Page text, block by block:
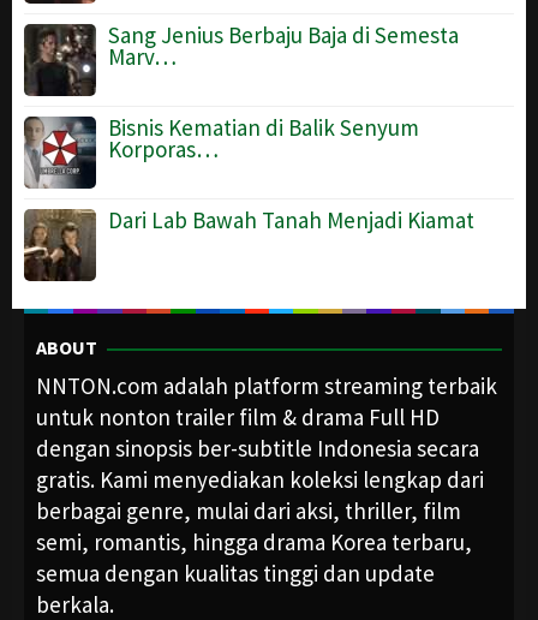
Sang Jenius Berbaju Baja di Semesta
Marv…
Bisnis Kematian di Balik Senyum
Korporas…
Dari Lab Bawah Tanah Menjadi Kiamat
ABOUT
NNTON.com adalah platform streaming terbaik
untuk nonton trailer film & drama Full HD
dengan sinopsis ber-subtitle Indonesia secara
gratis. Kami menyediakan koleksi lengkap dari
berbagai genre, mulai dari aksi, thriller, film
semi, romantis, hingga drama Korea terbaru,
semua dengan kualitas tinggi dan update
berkala.